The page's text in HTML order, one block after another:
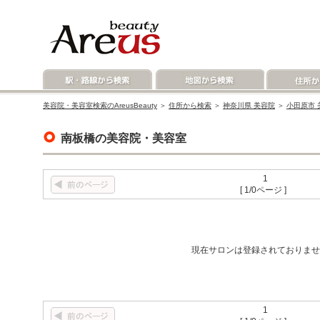
美容院・美容室検索のAreusBeauty ＞ 住所から検索 ＞ 神奈川県 美容院 ＞ 小田原市
南板橋の美容院・美容室
1
[ 1/0ページ ]
現在サロンは登録されておりま
1